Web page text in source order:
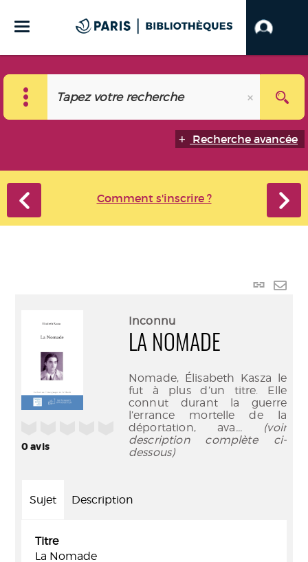
Recherche avancée
Comment s'inscrire ?
Lien
0avis
Inconnu
LA NOMADE
Nomade, Élisabeth Kasza le
fut à plus d’un titre. Elle
connut durant la guerre
l’errance mortelle de la
déportation, ava... (voir
description complète ci-
dessous)
Sujet Description
Titre
La Nomade